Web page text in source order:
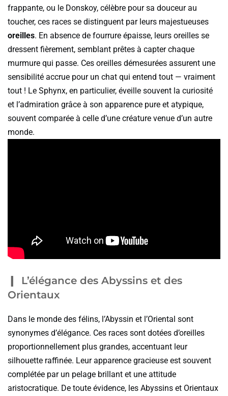
frappante, ou le Donskoy, célèbre pour sa douceur au
toucher, ces races se distinguent par leurs majestueuses
oreilles. En absence de fourrure épaisse, leurs oreilles se
dressent fièrement, semblant prêtes à capter chaque
murmure qui passe. Ces oreilles démesurées assurent une
sensibilité accrue pour un chat qui entend tout — vraiment
tout ! Le Sphynx, en particulier, éveille souvent la curiosité
et l’admiration grâce à son apparence pure et atypique,
souvent comparée à celle d’une créature venue d’un autre
monde.
L’élégance des Abyssins et des
Orientaux
Dans le monde des félins, l’Abyssin et l’Oriental sont
synonymes d’élégance. Ces races sont dotées d’oreilles
proportionnellement plus grandes, accentuant leur
silhouette raffinée. Leur apparence gracieuse est souvent
complétée par un pelage brillant et une attitude
aristocratique. De toute évidence, les Abyssins et Orientaux